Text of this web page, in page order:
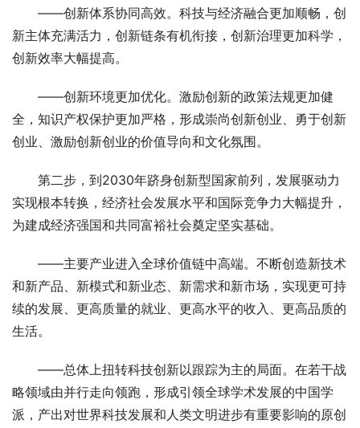
——创新体系协同高效。科技与经济融合更加顺畅，创
新主体充满活力，创新链条有机衔接，创新治理更加科学，
创新效率大幅提高。
——创新环境更加优化。激励创新的政策法规更加健
全，知识产权保护更加严格，形成崇尚创新创业、勇于创新
创业、激励创新创业的价值导向和文化氛围。
第二步，到2030年跻身创新型国家前列，发展驱动力
实现根本转换，经济社会发展水平和国际竞争力大幅提升，
为建成经济强国和共同富裕社会奠定坚实基础。
——主要产业进入全球价值链中高端。不断创造新技术
和新产品、新模式和新业态、新需求和新市场，实现更可持
续的发展、更高质量的就业、更高水平的收入、更高品质的
生活。
——总体上扭转科技创新以跟踪为主的局面。在若干战
略领域由并行走向领跑，形成引领全球学术发展的中国学
派，产出对世界科技发展和人类文明进步有重要影响的原创